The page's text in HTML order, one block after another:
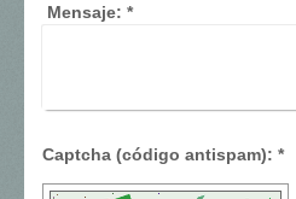
Mensaje: *
Captcha (código antispam): *